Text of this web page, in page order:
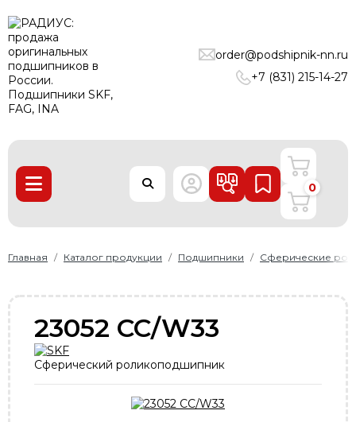
order@podshipnik-nn.ru
+7 (831) 215-14-27
ПОДШИПНИКИ
ЛИНЕЙНЫЕ ТЕХНОЛОГИИ
РЕМНИ
О нас
Доставка и оплата
+7 (831) 215-14-27
order@podshipnik-nn.ru
0
Главная Каталог продукции Подшипники Сферические
23052 CC/W33
Сферический роликоподшипник